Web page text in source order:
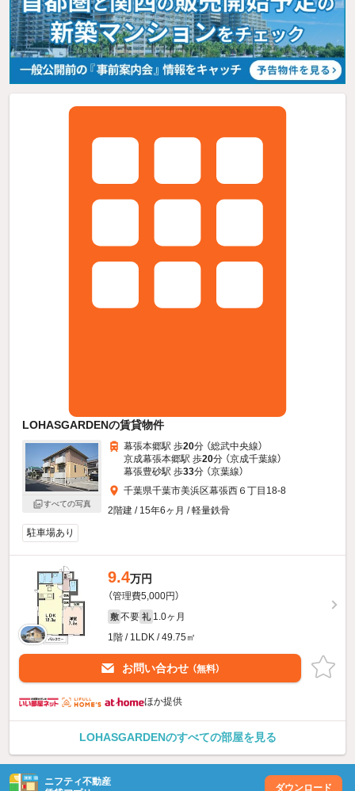
LOHASGARDENの賃貸物件
すべての写真
幕張本郷駅 歩20分 （総武中央線）
京成幕張本郷駅 歩20分 （京成千葉線）
幕張豊砂駅 歩33分 （京葉線）
千葉県千葉市美浜区幕張西６丁目18-8
2階建 / 15年6ヶ月 / 軽量鉄骨
駐車場あり
9.4万円
（管理費5,000円）
敷 不要 礼 1.0ヶ月
1階 / 1LDK / 49.75㎡
お問い合わせ （無料）
ほか提供
LOHASGARDENのすべての部屋を見る
ニフティ不動産
ダウンロード